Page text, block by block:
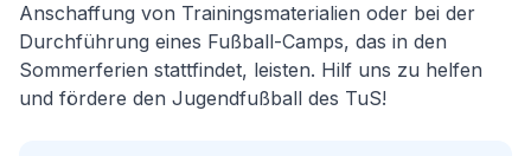
Anschaffung von Trainingsmaterialien oder bei der
Durchführung eines Fußball-Camps, das in den
Sommerferien stattfindet, leisten. Hilf uns zu helfen
und fördere den Jugendfußball des TuS!